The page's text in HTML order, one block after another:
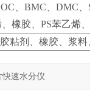
、BMC、DMC
橡胶、PS苯乙烯
粘剂、橡胶、浆